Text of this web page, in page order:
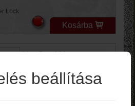
Lock
Kosárba
LionSteel Myto
01LS212DAM
beállítása